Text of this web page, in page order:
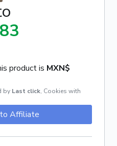
product is MXN$
by Last click, Cookies with
Affiliate